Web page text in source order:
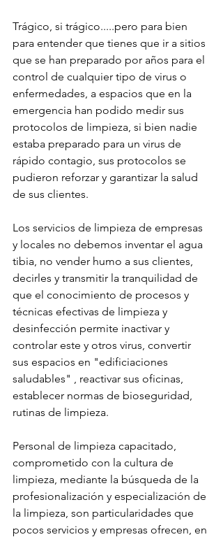
Trágico, si trágico.....pero para bien
para entender que tienes que ir a sitios
que se han preparado por años para el
control de cualquier tipo de virus o
enfermedades, a espacios que en la
emergencia han podido medir sus
protocolos de limpieza, si bien nadie
estaba preparado para un virus de
rápido contagio, sus protocolos se
pudieron reforzar y garantizar la salud
de sus clientes.
Los servicios de limpieza de empresas
y locales no debemos inventar el agua
tibia, no vender humo a sus clientes,
decirles y transmitir la tranquilidad de
que el conocimiento de procesos y
técnicas efectivas de limpieza y
desinfección permite inactivar y
controlar este y otros virus, convertir
sus espacios en "edificiaciones
saludables" , reactivar sus oficinas,
establecer normas de bioseguridad,
rutinas de limpieza.
Personal de limpieza capacitado,
comprometido con la cultura de
limpieza, mediante la búsqueda de la
profesionalización y especialización de
la limpieza, son particularidades que
pocos servicios y empresas ofrecen, en